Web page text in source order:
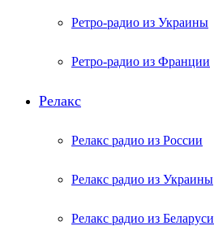
Ретро-радио из Украины
Ретро-радио из Франции
Релакс
Релакс радио из России
Релакс радио из Украины
Релакс радио из Беларуси